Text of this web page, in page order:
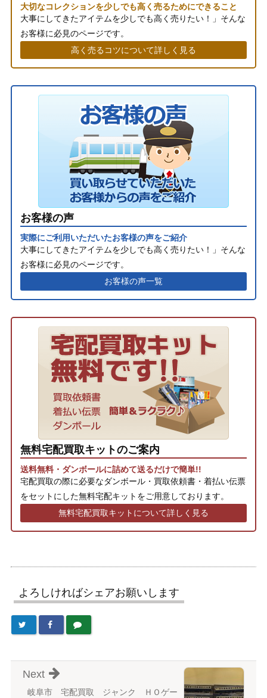
大切なコレクションを少しでも高く売るためにできること
大事にしてきたアイテムを少しでも高く売りたい！」そんな
お客様に必見のページです。
高く売るコツについて詳しく見る
お客様の声
実際にご利用いただいたお客様の声をご紹介
大事にしてきたアイテムを少しでも高く売りたい！」そんな
お客様に必見のページです。
お客様の声一覧
無料宅配買取キットのご案内
送料無料・ダンボールに詰めて送るだけで簡単!!
宅配買取の際に必要なダンボール・買取依頼書・着払い伝票
をセットにした無料宅配キットをご用意しております。
無料宅配買取キットについて詳しく見る
よろしければシェアお願いします
岐阜市 宅配買取 ジャンク ＨＯゲー
Next